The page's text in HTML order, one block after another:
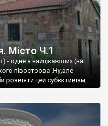
Місто Ч.1
- одне з найцікавіших (на
півострова .Ну,але
цей субєктивізм,